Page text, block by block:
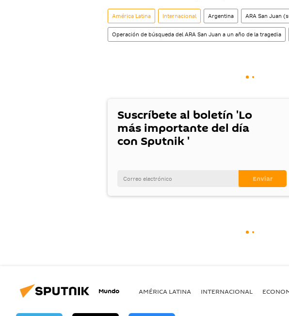
América Latina Internacional Argentina ARA San Juan
Operación de búsqueda del ARA San Juan a un año de la tragedia
Suscríbete al boletín 'Lo
más importante del día
con Sputnik '
Mundo AMÉRICA LATINA INTERNACIONAL